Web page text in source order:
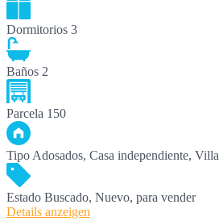
Dormitorios 3
Baños 2
Parcela 150
Tipo Adosados, Casa independiente, Villa
Estado Buscado, Nuevo, para vender
Details anzeigen